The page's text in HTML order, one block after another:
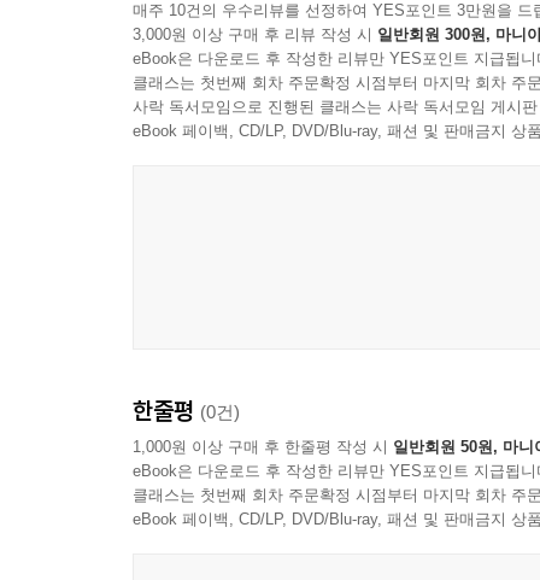
매주 10건의 우수리뷰를 선정하여 YES포인트 3만원을 드
3,000원 이상 구매 후 리뷰 작성 시 일반회원 300원, 마니
eBook은 다운로드 후 작성한 리뷰만 YES포인트 지급됩니
클래스는 첫번째 회차 주문확정 시점부터 마지막 회차 주
사락 독서모임으로 진행된 클래스는 사락 독서모임 게시
eBook 페이백, CD/LP, DVD/Blu-ray, 패션 및 판매금지 상
한줄평 (0건)
1,000원 이상 구매 후 한줄평 작성 시 일반회원 50원, 마니
eBook은 다운로드 후 작성한 리뷰만 YES포인트 지급됩니
클래스는 첫번째 회차 주문확정 시점부터 마지막 회차 주
eBook 페이백, CD/LP, DVD/Blu-ray, 패션 및 판매금지 상